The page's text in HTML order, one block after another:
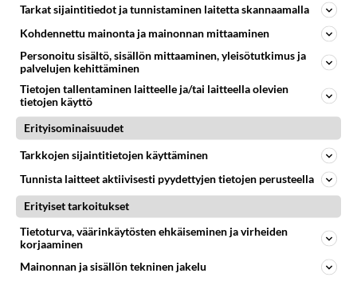
Mitä uskot hänen ajattelevan sinusta?
😇
62
828
Miia Heikkinen avautui !
04.08.2026 04:27
807
Voiko meidän välit
Koskaan parantua tästä?
05.08.2026 05:34
Ikävä
68
804
409
Tarkat sijaintitiedot ja tunnistaminen laitetta skannaamalla
Kohdennettu mainonta ja mainonnan mittaaminen
Personoitu sisältö, sisällön mittaaminen, yleisötutkimus ja
palvelujen kehittäminen
Tietojen tallentaminen laitteelle ja/tai laitteella olevien
tietojen käyttö
Erityisominaisuudet
Tarkkojen sijaintitietojen käyttäminen
Tunnista laitteet aktiivisesti pyydettyjen tietojen perusteella
Erityiset tarkoitukset
Tietoturva, väärinkäytösten ehkäiseminen ja virheiden
korjaaminen
Mainonnan ja sisällön tekninen jakelu